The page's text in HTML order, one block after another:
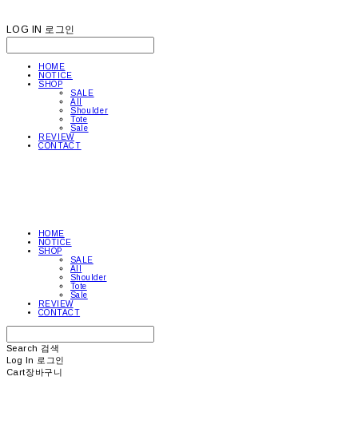
LOG IN 로그인
HOME
NOTICE
SHOP
SALE
All
Shoulder
Tote
Sale
REVIEW
CONTACT
HOME
NOTICE
SHOP
SALE
All
Shoulder
Tote
Sale
REVIEW
CONTACT
Search 검색
Log In 로그인
Cart장바구니